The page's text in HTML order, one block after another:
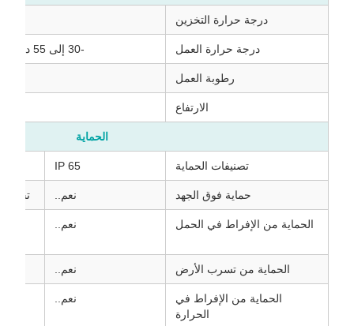
درجة حرارة التخزين
درجة حرارة العمل
رطوبة العمل
الارتفاع
الحماية
تصنيفات الحماية IP 65
حماية فوق الجهد نعم.. تحت
الحماية من الإفراط في الحمل نعم..
الحماية من تسرب الأرض نعم..
الحماية من الإفراط في
الحرارة
نعم..